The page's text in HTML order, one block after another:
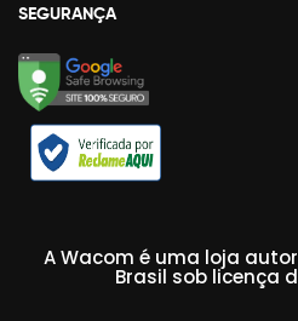
SEGURANÇA
A Wacom é uma loja
Brasil sob licença